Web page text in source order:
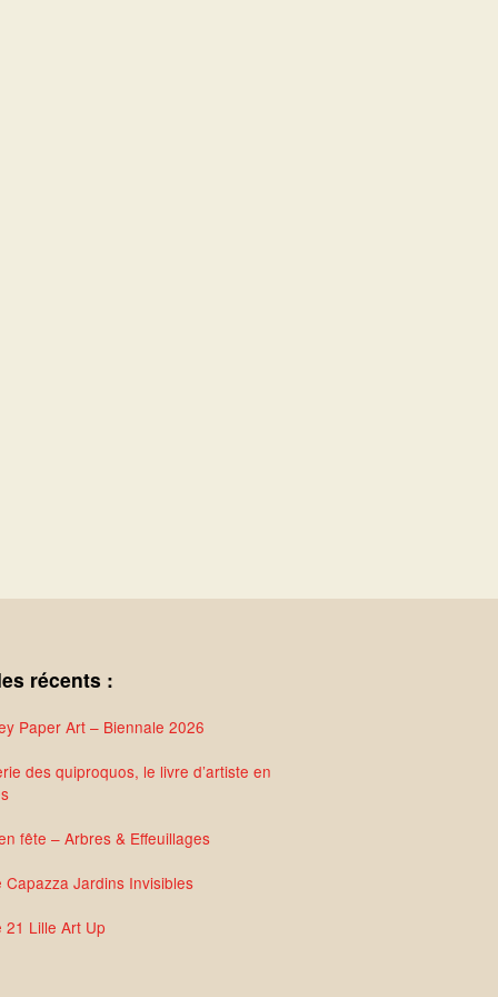
récents :
Paper Art – Biennale 2026
des quiproquos, le livre d’artiste en
fête – Arbres & Effeuillages
Capazza Jardins Invisibles
21 Lille Art Up